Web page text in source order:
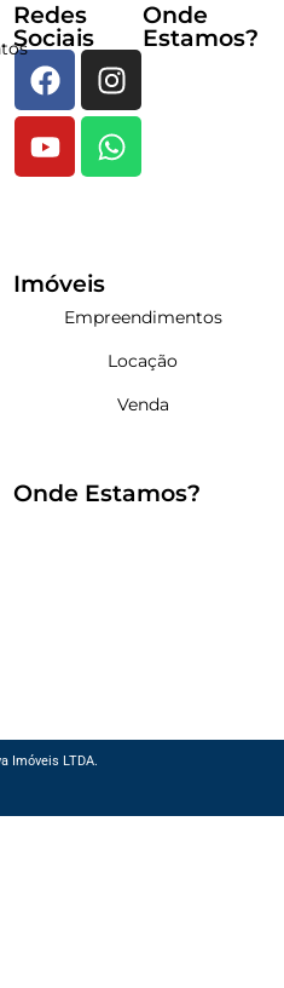
Redes
Sociais
Onde
Estamos?
Imóveis
Empreendimentos
Locação
Venda
Onde Estamos?
Imóveis LTDA.